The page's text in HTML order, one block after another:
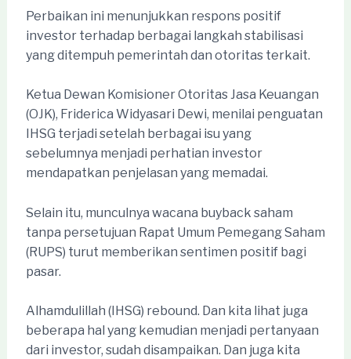
Perbaikan ini menunjukkan respons positif
investor terhadap berbagai langkah stabilisasi
yang ditempuh pemerintah dan otoritas terkait.
Ketua Dewan Komisioner Otoritas Jasa Keuangan
(OJK), Friderica Widyasari Dewi, menilai penguatan
IHSG terjadi setelah berbagai isu yang
sebelumnya menjadi perhatian investor
mendapatkan penjelasan yang memadai.
Selain itu, munculnya wacana buyback saham
tanpa persetujuan Rapat Umum Pemegang Saham
(RUPS) turut memberikan sentimen positif bagi
pasar.
Alhamdulillah (IHSG) rebound. Dan kita lihat juga
beberapa hal yang kemudian menjadi pertanyaan
dari investor, sudah disampaikan. Dan juga kita